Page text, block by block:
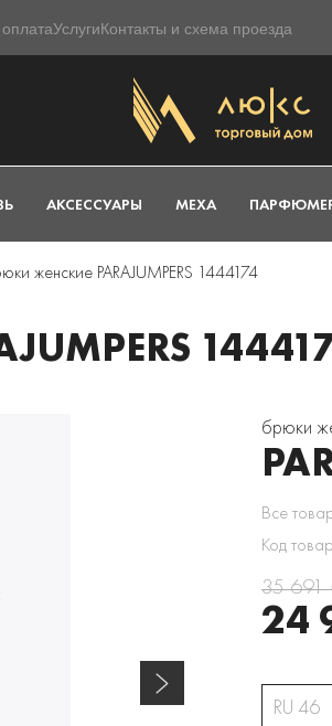
УслугиКонтакты и схема проезда
АКСЕССУАРЫ МЕХА
женские PARAJUMPERS 1444174
брюки
Все
Код
35 691
24
RU 46